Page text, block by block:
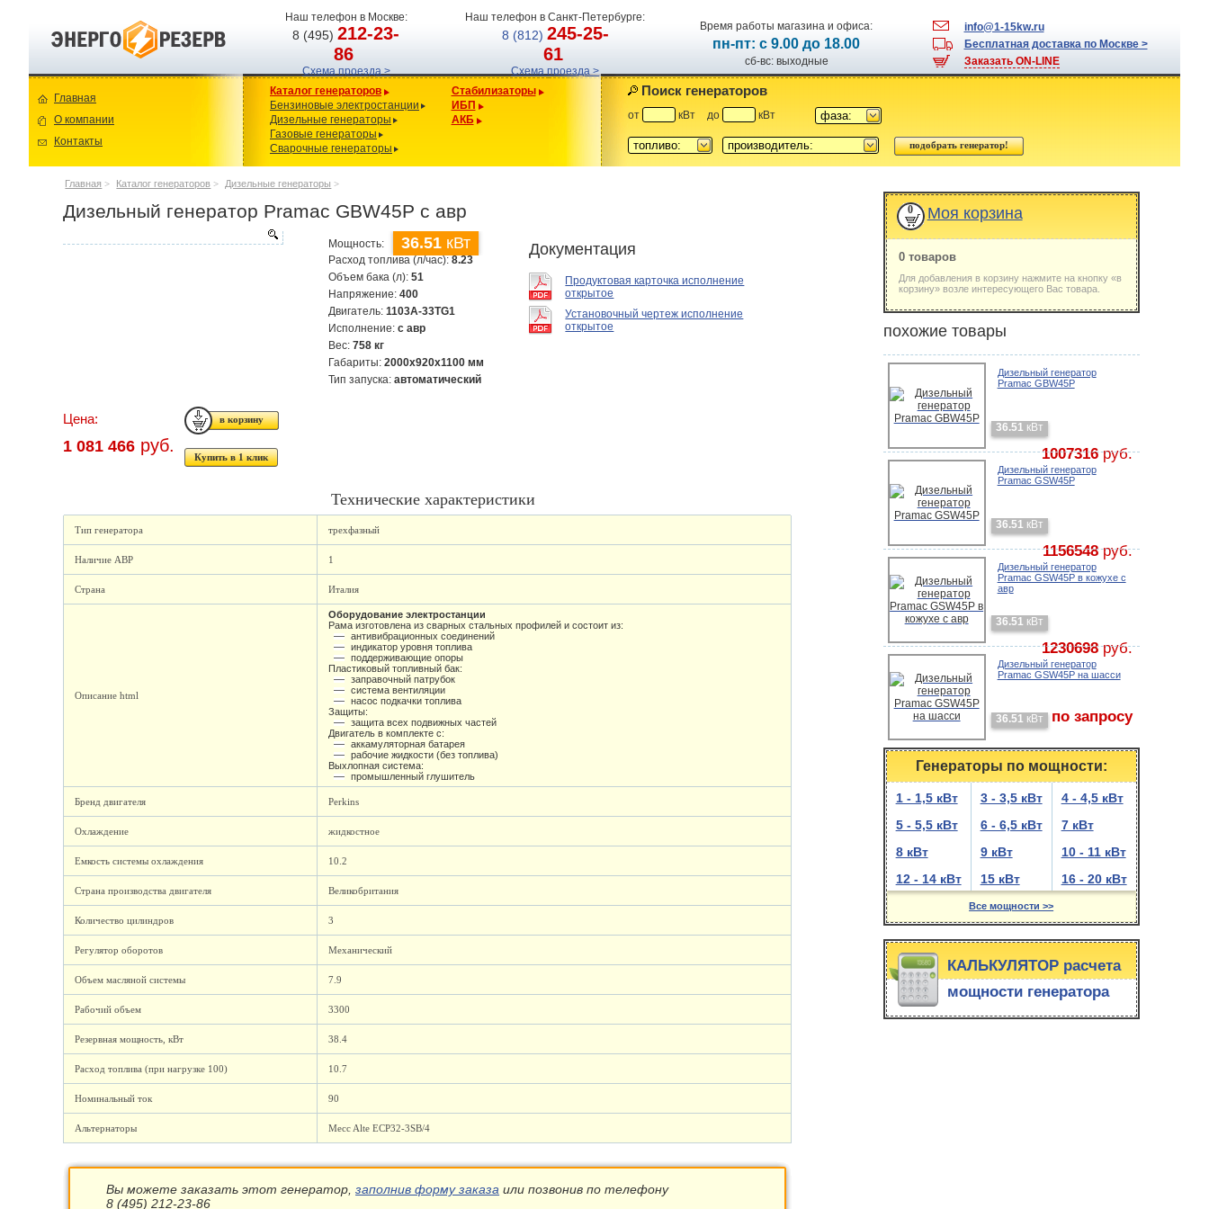
Наш телефон в Москве:
8 (495)212-23-
86
Схема проезда >
Наш телефон в Санкт-Петербурге:
8 (812) 245-25-
61
Схема проезда >
Время работы магазина и офиса:
пн-пт: с 9.00 до 18.00
сб-вс: выходные
info@1-15kw.ru
Бесплатная доставка по Москве >
Заказать ON-LINE
Главная
О компании
Контакты
Каталог генераторов
Бензиновые электростанции
Дизельные генераторы
Газовые генераторы
Сварочные генераторы
Стабилизаторы
ИБП
АКБ
Поиск генераторов
от кВт до кВт фаза:
топливо: производитель:
Главная > Каталог генераторов > Дизельные генераторы >
Дизельный генератор Pramac GBW45P с авр
Мощность: 36.51 кВт
Расход топлива (л/час):8.23
Объем бака (л):51
Напряжение:400
Двигатель:1103A-33TG1
Исполнение:с авр
Вес:758 кг
Габариты:2000х920х1100 мм
Тип запуска:автоматический
Документация
Продуктовая карточка исполнение
открытое
Установочный чертеж исполнение
открытое
Цена:
1 081 466 руб.
Купить в 1 клик
Технические характеристики
Тип генератора трехфазный
Наличие АВР 1
Страна Италия
Описание html
Оборудование электростанции
Рама изготовлена из сварных стальных профилей и состоит из:
антивибрационных соединений
индикатор уровня топлива
поддерживающие опоры
Пластиковый топливный бак:
заправочный патрубок
система вентиляции
насос подкачки топлива
Защиты:
защита всех подвижных частей
Двигатель в комплекте с:
аккамуляторная батарея
рабочие жидкости (без топлива)
Выхлопная система:
промышленный глушитель
Бренд двигателя Perkins
Охлаждение жидкостное
Емкость системы охлаждения 10.2
Страна производства двигателя Великобритания
Количество цилиндров 3
Регулятор оборотов Механический
Объем масляной системы 7.9
Рабочий объем 3300
Резервная мощность, кВт 38.4
Расход топлива (при нагрузке 100) 10.7
Номинальный ток 90
Альтернаторы Mecc Alte ECP32-3SB/4
Вы можете заказать этот генератор,заполнив форму заказа или позвонив по телефону
8 (495) 212-23-86
0 Моя корзина
0 товаров
Для добавления в корзину нажмите на кнопку «в
корзину» возле интересующего Вас товара.
похожие товары
Дизельный генератор
Pramac GBW45P
36.51 кВт
1007316руб.
Дизельный генератор
Pramac GSW45P
36.51 кВт
1156548руб.
Дизельный генератор
Pramac GSW45P в кожухе с
авр
36.51 кВт
1230698руб.
Дизельный генератор
Pramac GSW45P на шасси
36.51 кВт по запросу
Генераторы по мощности:
1 - 1,5 кВт 3 - 3,5 кВт
4 - 4,5 кВт
5 - 5,5 кВт
6 - 6,5 кВт
7 кВт
8 кВт
9 кВт
10 - 11 кВт
12 - 14 кВт
15 кВт 16 - 20 кВт
Все мощности >>
КАЛЬКУЛЯТОР расчета
мощности генератора